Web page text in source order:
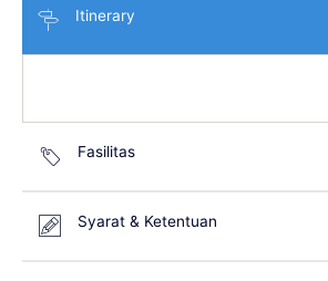
Itinerary
Fasilitas
Syarat & Ketentuan